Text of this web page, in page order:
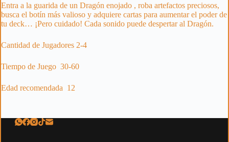
Entra a la guarida de un Dragón enojado , roba artefactos preciosos,
busca el botín más valioso y adquiere cartas para aumentar el poder de
tu deck… ¡Pero cuidado! Cada sonido puede despertar al Dragón.
Cantidad de Jugadores 2-4
Tiempo de Juego 30-60
Edad recomendada 12